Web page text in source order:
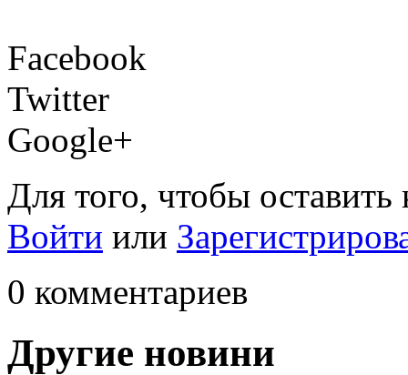
Facebook
Twitter
Google+
Для того, чтобы
Войти или
0 комментариев
Другие новини